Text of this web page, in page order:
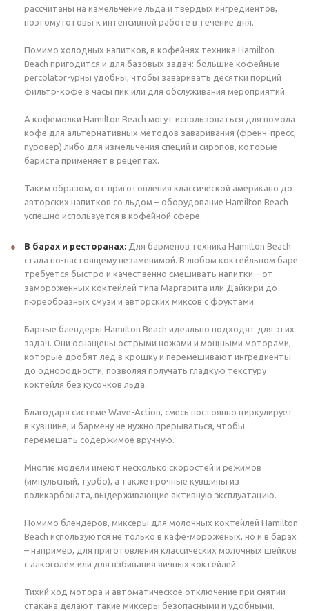
рассчитаны на измельчение льда и твердых ингредиентов,
поэтому готовы к интенсивной работе в течение дня.
Помимо холодных напитков, в кофейнях техника Hamilton
Beach пригодится и для базовых задач: большие кофейные
percolator-урны удобны, чтобы заваривать десятки порций
фильтр-кофе в часы пик или для обслуживания мероприятий.
А кофемолки Hamilton Beach могут использоваться для помола
кофе для альтернативных методов заваривания (френч-пресс,
пуровер) либо для измельчения специй и сиропов, которые
бариста применяет в рецептах.
Таким образом, от приготовления классической американо до
авторских напитков со льдом – оборудование Hamilton Beach
успешно используется в кофейной сфере.
В барах и ресторанах: Для барменов техника Hamilton Beach
стала по-настоящему незаменимой. В любом коктейльном баре
требуется быстро и качественно смешивать напитки – от
замороженных коктейлей типа Маргарита или Дайкири до
пюреобразных смузи и авторских миксов с фруктами.
Барные блендеры Hamilton Beach идеально подходят для этих
задач. Они оснащены острыми ножами и мощными моторами,
которые дробят лед в крошку и перемешивают ингредиенты
до однородности, позволяя получать гладкую текстуру
коктейля без кусочков льда.
Благодаря системе Wave-Action, смесь постоянно циркулирует
в кувшине, и бармену не нужно прерываться, чтобы
перемешать содержимое вручную.
Многие модели имеют несколько скоростей и режимов
(импульсный, турбо), а также прочные кувшины из
поликарбоната, выдерживающие активную эксплуатацию.
Помимо блендеров, миксеры для молочных коктейлей Hamilton
Beach используются не только в кафе-мороженых, но и в барах
– например, для приготовления классических молочных шейков
с алкоголем или для взбивания яичных коктейлей.
Тихий ход мотора и автоматическое отключение при снятии
стакана делают такие миксеры безопасными и удобными.